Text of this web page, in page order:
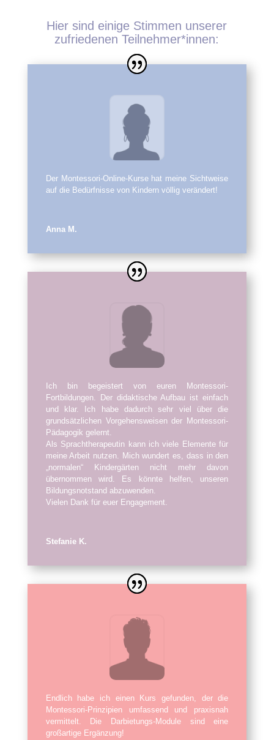
Hier sind einige Stimmen unserer
zufriedenen Teilnehmer*innen:
Der Montessori-Online-Kurse hat meine Sichtweise
auf die Bedürfnisse von Kindern völlig verändert!
Anna M.
Ich bin begeistert von euren Montessori-
Fortbildungen. Der didaktische Aufbau ist einfach
und klar. Ich habe dadurch sehr viel über die
grundsätzlichen Vorgehensweisen der Montessori-
Pädagogik gelernt.
Als Sprachtherapeutin kann ich viele Elemente für
meine Arbeit nutzen. Mich wundert es, dass in den
„normalen“ Kindergärten nicht mehr davon
übernommen wird. Es könnte helfen, unseren
Bildungsnotstand abzuwenden.
Vielen Dank für euer Engagement.
Stefanie K.
Endlich habe ich einen Kurs gefunden, der die
Montessori-Prinzipien umfassend und praxisnah
vermittelt. Die Darbietungs-Module sind eine
großartige Ergänzung!